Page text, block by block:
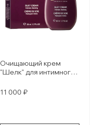
Очищающий крем
"Шелк" для интимного
11 000 ₽